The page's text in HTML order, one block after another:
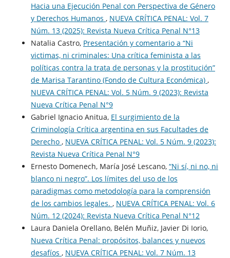
Hacia una Ejecución Penal con Perspectiva de Género
y Derechos Humanos , NUEVA CRÍTICA PENAL: Vol. 7
Núm. 13 (2025): Revista Nueva Crí­tica Penal N°13
Natalia Castro, Presentación y comentario a “Ni
victimas, ni criminales: Una crítica feminista a las
políticas contra la trata de personas y la prostitución”
de Marisa Tarantino (Fondo de Cultura Económica) ,
NUEVA CRÍTICA PENAL: Vol. 5 Núm. 9 (2023): Revista
Nueva Crí­tica Penal N°9
Gabriel Ignacio Anitua, El surgimiento de la
Criminología Crítica argentina en sus Facultades de
Derecho , NUEVA CRÍTICA PENAL: Vol. 5 Núm. 9 (2023):
Revista Nueva Crí­tica Penal N°9
Ernesto Domenech, María José Lescano, “Ni sí, ni no, ni
blanco ni negro”. Los límites del uso de los
paradigmas como metodología para la comprensión
de los cambios legales. , NUEVA CRÍTICA PENAL: Vol. 6
Núm. 12 (2024): Revista Nueva Crí­tica Penal N°12
Laura Daniela Orellano, Belén Muñiz, Javier Di Iorio,
Nueva Crítica Penal: propósitos, balances y nuevos
desafíos , NUEVA CRÍTICA PENAL: Vol. 7 Núm. 13